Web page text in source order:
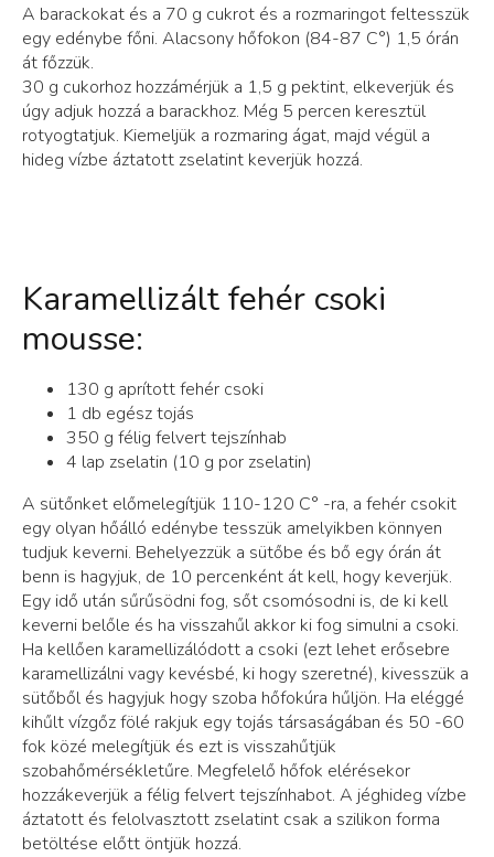
A barackokat és a 70 g cukrot és a rozmaringot feltesszük
egy edénybe főni. Alacsony hőfokon (84-87 C°) 1,5 órán
át főzzük.
30 g cukorhoz hozzámérjük a 1,5 g pektint, elkeverjük és
úgy adjuk hozzá a barackhoz. Még 5 percen keresztül
rotyogtatjuk. Kiemeljük a rozmaring ágat, majd végül a
hideg vízbe áztatott zselatint keverjük hozzá.
Karamellizált fehér csoki
mousse:
130 g aprított fehér csoki
1 db egész tojás
350 g félig felvert tejszínhab
4 lap zselatin (10 g por zselatin)
A sütőnket előmelegítjük 110-120 C° -ra, a fehér csokit
egy olyan hőálló edénybe tesszük amelyikben könnyen
tudjuk keverni. Behelyezzük a sütőbe és bő egy órán át
benn is hagyjuk, de 10 percenként át kell, hogy keverjük.
Egy idő után sűrűsödni fog, sőt csomósodni is, de ki kell
keverni belőle és ha visszahűl akkor ki fog simulni a csoki.
Ha kellően karamellizálódott a csoki (ezt lehet erősebre
karamellizálni vagy kevésbé, ki hogy szeretné), kivesszük a
sütőből és hagyjuk hogy szoba hőfokúra hűljön. Ha eléggé
kihűlt vízgőz fölé rakjuk egy tojás társaságában és 50 -60
fok közé melegítjük és ezt is visszahűtjük
szobahőmérsékletűre. Megfelelő hőfok elérésekor
hozzákeverjük a félig felvert tejszínhabot. A jéghideg vízbe
áztatott és felolvasztott zselatint csak a szilikon forma
betöltése előtt öntjük hozzá.